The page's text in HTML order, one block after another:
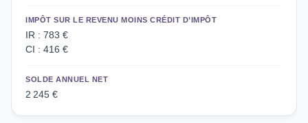
IMPÔT SUR LE REVENU MOINS CRÉDIT D’IMPÔT
IR : 783 €
CI : 416 €
SOLDE ANNUEL NET
2 245 €